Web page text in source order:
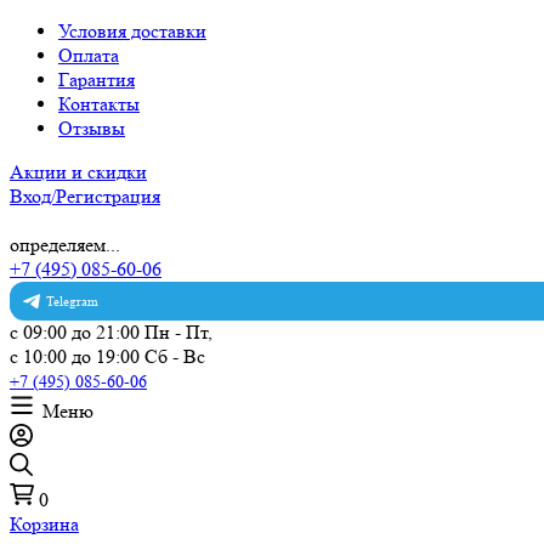
Условия доставки
Оплата
Гарантия
Контакты
Отзывы
Акции и скидки
Вход/Регистрация
определяем...
+7 (495) 085-60-06
Telegram
с 09:00 до 21:00 Пн - Пт,
с 10:00 до 19:00 Сб - Вс
+7 (495) 085-60-06
Меню
0
Корзина